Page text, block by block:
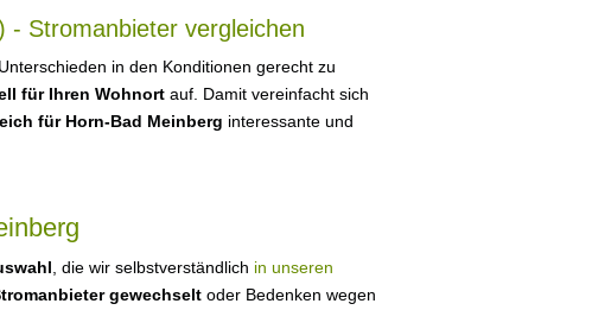
- Stromanbieter vergleichen
in den Konditionen gerecht zu
für Ihren Wohnort auf. Damit vereinfacht sich
für Horn-Bad Meinberg interessante und
, die wir selbstverständlich in unseren
gewechselt oder Bedenken wegen